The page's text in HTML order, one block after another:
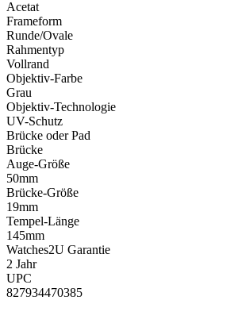
Acetat
Frameform
Runde/Ovale
Rahmentyp
Vollrand
Objektiv-Farbe
Grau
Objektiv-Technologie
UV-Schutz
Brücke oder Pad
Brücke
Auge-Größe
50mm
Brücke-Größe
19mm
Tempel-Länge
145mm
Watches2U Garantie
2 Jahr
UPC
827934470385